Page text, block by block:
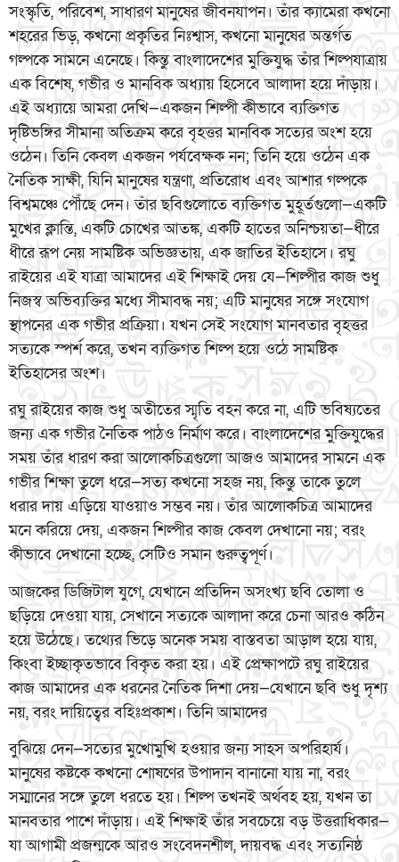
সংস্কৃতি, পরিবেশ, সাধারণ মানুষের জীবনযাপন। তাঁর ক্যামেরা কখনো
শহরের ভিড়, কখনো প্রকৃতির নিঃশ্বাস, কখনো মানুষের অন্তর্গত
গল্পকে সামনে এনেছে। কিন্তু বাংলাদেশের মুক্তিযুদ্ধ তাঁর শিল্পযাত্রায়
এক বিশেষ, গভীর ও মানবিক অধ্যায় হিসেবে আলাদা হয়ে দাঁড়ায়।
এই অধ্যায়ে আমরা দেখি—একজন শিল্পী কীভাবে ব্যক্তিগত
দৃষ্টিভঙ্গির সীমানা অতিক্রম করে বৃহত্তর মানবিক সত্যের অংশ হয়ে
ওঠেন। তিনি কেবল একজন পর্যবেক্ষক নন; তিনি হয়ে ওঠেন এক
নৈতিক সাক্ষী, যিনি মানুষের যন্ত্রণা, প্রতিরোধ এবং আশার গল্পকে
বিশ্বমঞ্চে পৌঁছে দেন। তাঁর ছবিগুলোতে ব্যক্তিগত মুহূর্তগুলো—একটি
মুখের ক্লান্তি, একটি চোখের আতঙ্ক, একটি হাতের অনিশ্চয়তা—ধীরে
ধীরে রূপ নেয় সামষ্টিক অভিজ্ঞতায়, এক জাতির ইতিহাসে। রঘু
রাইয়ের এই যাত্রা আমাদের এই শিক্ষাই দেয় যে—শিল্পীর কাজ শুধু
নিজস্ব অভিব্যক্তির মধ্যে সীমাবদ্ধ নয়; এটি মানুষের সঙ্গে সংযোগ
স্থাপনের এক গভীর প্রক্রিয়া। যখন সেই সংযোগ মানবতার বৃহত্তর
সত্যকে স্পর্শ করে, তখন ব্যক্তিগত শিল্প হয়ে ওঠে সামষ্টিক
ইতিহাসের অংশ।
রঘু রাইয়ের কাজ শুধু অতীতের স্মৃতি বহন করে না, এটি ভবিষ্যতের
জন্য এক গভীর নৈতিক পাঠও নির্মাণ করে। বাংলাদেশের মুক্তিযুদ্ধের
সময় তাঁর ধারণ করা আলোকচিত্রগুলো আজও আমাদের সামনে এক
গভীর শিক্ষা তুলে ধরে—সত্য কখনো সহজ নয়, কিন্তু তাকে তুলে
ধরার দায় এড়িয়ে যাওয়াও সম্ভব নয়। তাঁর আলোকচিত্র আমাদের
মনে করিয়ে দেয়, একজন শিল্পীর কাজ কেবল দেখানো নয়; বরং
কীভাবে দেখানো হচ্ছে, সেটিও সমান গুরুত্বপূর্ণ।
আজকের ডিজিটাল যুগে, যেখানে প্রতিদিন অসংখ্য ছবি তোলা ও
ছড়িয়ে দেওয়া যায়, সেখানে সত্যকে আলাদা করে চেনা আরও কঠিন
হয়ে উঠেছে। তথ্যের ভিড়ে অনেক সময় বাস্তবতা আড়াল হয়ে যায়,
কিংবা ইচ্ছাকৃতভাবে বিকৃত করা হয়। এই প্রেক্ষাপটে রঘু রাইয়ের
কাজ আমাদের এক ধরনের নৈতিক দিশা দেয়—যেখানে ছবি শুধু দৃশ্য
নয়, বরং দায়িত্বের বহিঃপ্রকাশ। তিনি আমাদের
বুঝিয়ে দেন—সত্যের মুখোমুখি হওয়ার জন্য সাহস অপরিহার্য।
মানুষের কষ্টকে কখনো শোষণের উপাদান বানানো যায় না, বরং
সম্মানের সঙ্গে তুলে ধরতে হয়। শিল্প তখনই অর্থবহ হয়, যখন তা
মানবতার পাশে দাঁড়ায়। এই শিক্ষাই তাঁর সবচেয়ে বড় উত্তরাধিকার—
যা আগামী প্রজন্মকে আরও সংবেদনশীল, দায়বদ্ধ এবং সত্যনিষ্ঠ